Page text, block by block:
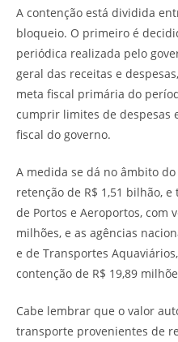
A contenção está dividida
bloqueio. O primeiro é
periódica realizada pelo
geral das receitas e
meta fiscal primária do
cumprir limites de despesas
fiscal do governo.
A medida se dá no âmbito
retenção de R$ 1,51 bilhão,
de Portos e Aeroportos, com
milhões, e as agências
e de Transportes
contenção de R$ 19,89
Cabe lembrar que o valor
transporte provenientes de